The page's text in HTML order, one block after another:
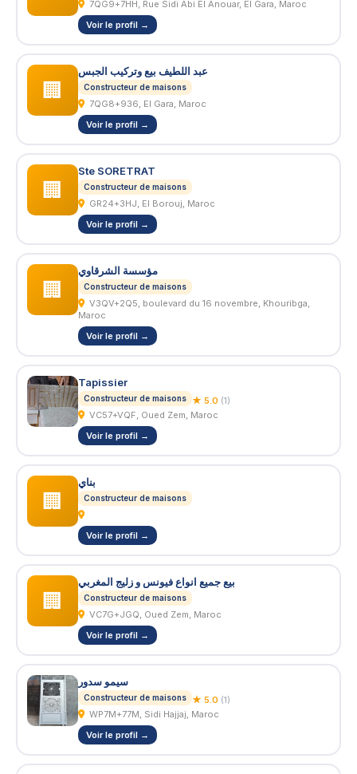
7QG9+7HH, Rue Sidi Abi El Anouar, El Gara, Maroc
Voir le profil →
🏢
عبد اللطيف بيع وتركيب الجبس
Constructeur de maisons
7QG8+936, El Gara, Maroc
Voir le profil →
🏢
Ste SORETRAT
Constructeur de maisons
GR24+3HJ, El Borouj, Maroc
Voir le profil →
🏢
مؤسسة الشرقاوي
Constructeur de maisons
Maroc
Voir le profil →
Tapissier
Constructeur de maisons ★ 5.0 (1)
VC57+VQF, Oued Zem, Maroc
Voir le profil →
🏢
بناي
Constructeur de maisons
Voir le profil →
🏢
بيع جميع انواع فيونس و زليج المغربي
Constructeur de maisons
VC7G+JGQ, Oued Zem, Maroc
Voir le profil →
سيمو سدور
Constructeur de maisons ★ 5.0 (1)
WP7M+77M, Sidi Hajjaj, Maroc
Voir le profil →